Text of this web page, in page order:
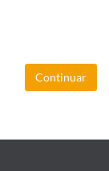
Continuar